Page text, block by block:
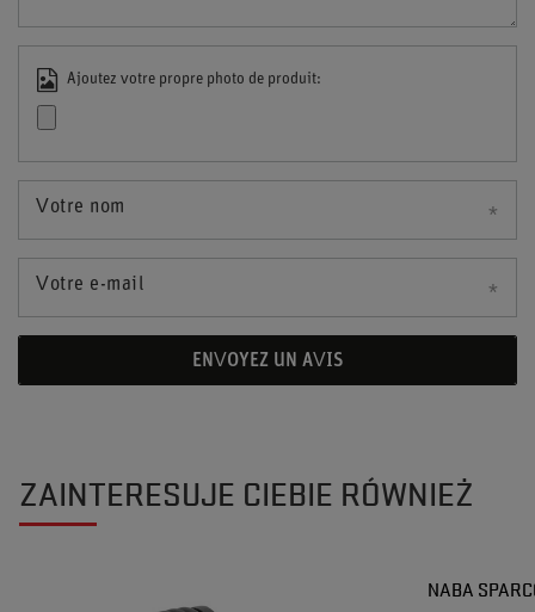
Ajoutez votre propre photo de produit:
Votre nom
Votre e-mail
ENVOYEZ UN AVIS
ZAINTERESUJE CIEBIE RÓWNIEŻ
NABA